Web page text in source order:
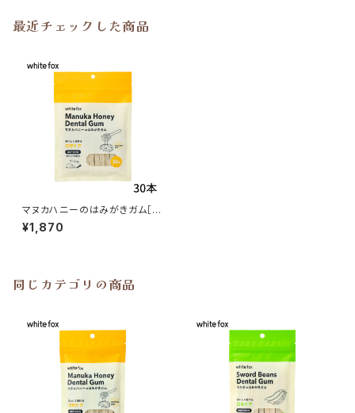
最近チェックした商品
マヌカハニーのはみがきガム［3
0本入り］愛犬用 whitefox
¥1,870
同じカテゴリの商品